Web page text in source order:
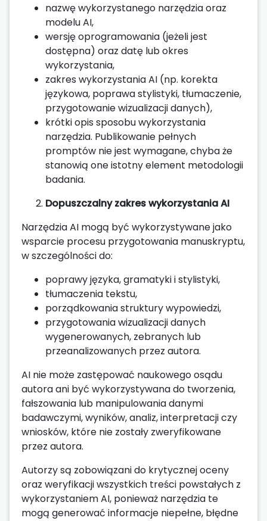
nazwę wykorzystanego narzędzia oraz
modelu AI,
wersję oprogramowania (jeżeli jest
dostępna) oraz datę lub okres
wykorzystania,
zakres wykorzystania AI (np. korekta
językowa, poprawa stylistyki, tłumaczenie,
przygotowanie wizualizacji danych),
krótki opis sposobu wykorzystania
narzędzia. Publikowanie pełnych
promptów nie jest wymagane, chyba że
stanowią one istotny element metodologii
badania.
Dopuszczalny zakres wykorzystania AI
Narzędzia AI mogą być wykorzystywane jako
wsparcie procesu przygotowania manuskryptu,
w szczególności do:
poprawy języka, gramatyki i stylistyki,
tłumaczenia tekstu,
porządkowania struktury wypowiedzi,
przygotowania wizualizacji danych
wygenerowanych, zebranych lub
przeanalizowanych przez autora.
AI nie może zastępować naukowego osądu
autora ani być wykorzystywana do tworzenia,
fałszowania lub manipulowania danymi
badawczymi, wyników, analiz, interpretacji czy
wniosków, które nie zostały zweryfikowane
przez autora.
Autorzy są zobowiązani do krytycznej oceny
oraz weryfikacji wszystkich treści powstałych z
wykorzystaniem AI, ponieważ narzędzia te
mogą generować informacje niepełne, błędne